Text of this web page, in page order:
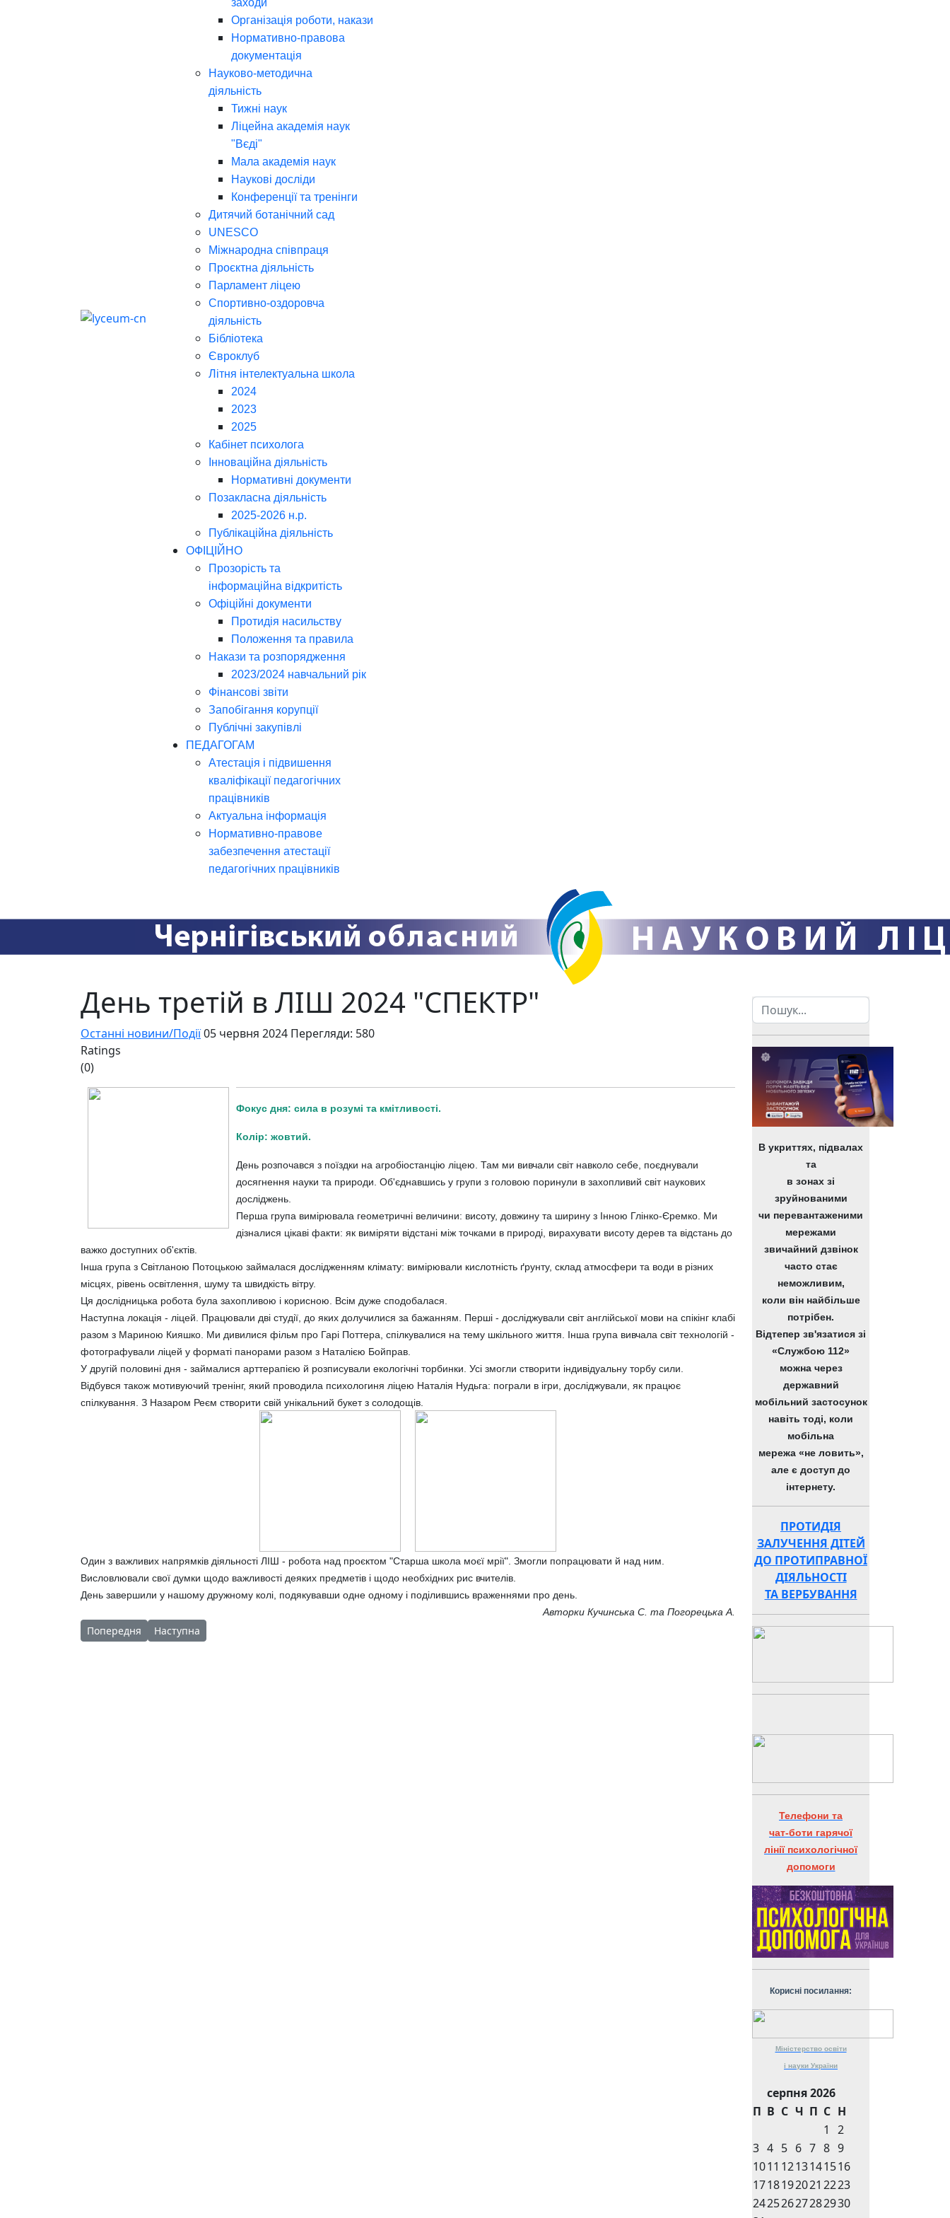
заходи
Організація роботи, накази
Нормативно-правова
документація
Науково-методична
діяльність
Тижні наук
Ліцейна академія наук
"Вєді"
Мала академія наук
Наукові досліди
Конференції та тренінги
Дитячий ботанічний сад
UNESCO
Міжнародна співпраця
Проєктна діяльність
Парламент ліцею
Спортивно-оздоровча
діяльність
Бібліотека
Євроклуб
Літня інтелектуальна школа
2024
2023
2025
Кабінет психолога
Інноваційна діяльність
Нормативні документи
Позакласна діяльність
2025-2026 н.р.
Публікаційна діяльність
ОФІЦІЙНО
Прозорість та
інформаційна відкритість
Офіційні документи
Протидія насильству
Положення та правила
Накази та розпорядження
2023/2024 навчальний рік
Фінансові звіти
Запобігання корупції
Публічні закупівлі
ПЕДАГОГАМ
Атестація і підвишення
кваліфікації педагогічних
працівників
Актуальна інформація
Нормативно-правове
забезпечення атестації
педагогічних працівників
День третій в ЛІШ 2024 "СПЕКТР"
Останні новини/Події05 червня 2024 Перегляди: 580
Ratings
(0)
Фокус дня: сила в розумі та кмітливості.
Колір: жовтий.
День розпочався з поїздки на агробіостанцію ліцею. Там ми вивчали світ навколо себе, поєднували
досягнення науки та природи. Об'єднавшись у групи з головою поринули в захопливий світ наукових
досліджень.
Перша група вимірювала геометричні величини: висоту, довжину та ширину з Інною Глінко-Єремко. Ми
дізналися цікаві факти: як виміряти відстані між точками в природі, вирахувати висоту дерев та відстань до
важко доступних об'єктів.
Інша група з Світланою Потоцькою займалася дослідженням клімату: вимірювали кислотність ґрунту, склад атмосфери та води в різних
місцях, рівень освітлення, шуму та швидкість вітру.
Ця дослідницька робота була захопливою і корисною. Всім дуже сподобалася.
Наступна локація - ліцей. Працювали дві студії, до яких долучилися за бажанням. Перші - досліджували світ англійської мови на спікінг клабі
разом з Мариною Кияшко. Ми дивилися фільм про Гарі Поттера, спілкувалися на тему шкільного життя. Інша група вивчала світ технологій -
фотографували ліцей у форматі панорами разом з Наталією Бойправ.
У другій половині дня - займалися арттерапією й розписували екологічні торбинки. Усі змогли створити індивідуальну торбу сили.
Відбувся також мотивуючий тренінг, який проводила психологиня ліцею Наталія Нудьга: пограли в ігри, досліджували, як працює
спілкування. З Назаром Реєм створити свій унікальний букет з солодощів.
Один з важливих напрямків діяльності ЛІШ - робота над проєктом "Старша школа моєї мрії". Змогли попрацювати й над ним.
Висловлювали свої думки щодо важливості деяких предметів і щодо необхідних рис вчителів.
День завершили у нашому дружному колі, подякувавши одне одному і поділившись враженнями про день.
Авторки Кучинська С. та Погорецька А.
Попередня стаття: Третій день активного дозвілля літньої школи «Україна європейська: план дій для молоді» минув
Попередня Наступна стаття: День "Активізації", 3 червня, для учнівства школи "StartUP" ЛІШ2024 був насиченим та неповторним
Наступна
Пошук
В укриттях, підвалах
та
в зонах зі
зруйнованими
чи перевантаженими
мережами
звичайний дзвінок
часто стає
неможливим,
коли він найбільше
потрібен.
Відтепер зв'язатися зі
«Службою 112»
можна через
державний
мобільний застосунок
навіть тоді, коли
мобільна
мережа «не ловить»,
але є доступ до
інтернету.
ПРОТИДІЯ
ЗАЛУЧЕННЯ ДІТЕЙ
ДО ПРОТИПРАВНОЇ
ДІЯЛЬНОСТІ
ТА ВЕРБУВАННЯ
Телефони та
чат-боти гарячої
лінії психологічної
допомоги
Корисні посилання:
Міністерство освіти
і науки України
серпня 2026
П В С Ч П С Н
1
2
3 4 5 6 7 8 9
1011 1213141516
1718192021 2223
24252627282930